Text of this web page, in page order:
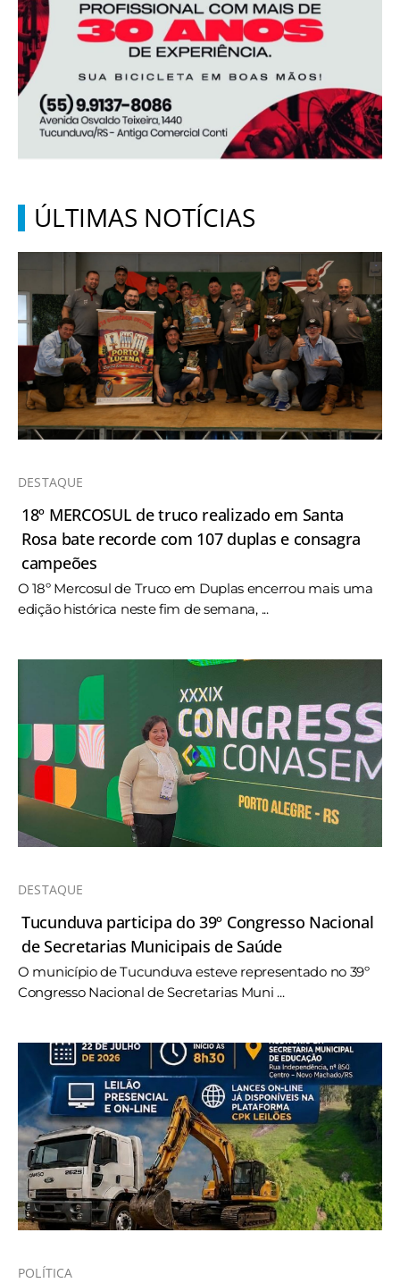
ÚLTIMAS NOTÍCIAS
DESTAQUE
18º MERCOSUL de truco realizado em Santa
Rosa bate recorde com 107 duplas e consagra
campeões
O 18º Mercosul de Truco em Duplas encerrou mais uma
edição histórica neste fim de semana, ...
DESTAQUE
Tucunduva participa do 39º Congresso Nacional
de Secretarias Municipais de Saúde
O município de Tucunduva esteve representado no 39º
Congresso Nacional de Secretarias Muni ...
POLÍTICA